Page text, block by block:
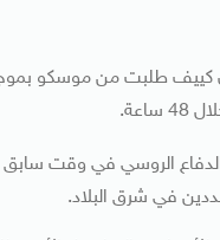
إن كييف طلبت من موسكو
الروسي في وقت سابق
في شرق البلاد.